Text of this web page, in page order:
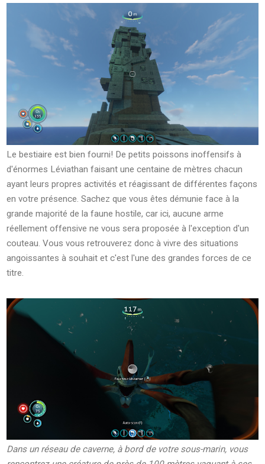
Le bestiaire est bien fourni! De petits poissons inoffensifs à
d'énormes Léviathan faisant une centaine de mètres chacun
ayant leurs propres activités et réagissant de différentes façons
en votre présence. Sachez que vous êtes démunie face à la
grande majorité de la faune hostile, car ici, aucune arme
réellement offensive ne vous sera proposée à l'exception d'un
couteau. Vous vous retrouverez donc à vivre des situations
angoissantes à souhait et c'est l'une des grandes forces de ce
titre.
Dans un réseau de caverne, à bord de votre sous-marin, vous